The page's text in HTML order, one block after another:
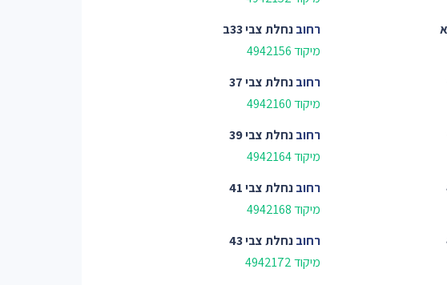
רחובנחלת צבי 33ב
מיקוד 4942156
רחובנחלת צבי 37
מיקוד 4942160
רחובנחלת צבי 39
מיקוד 4942164
רחובנחלת צבי 41
מיקוד 4942168
רחובנחלת צבי 43
מיקוד 4942172